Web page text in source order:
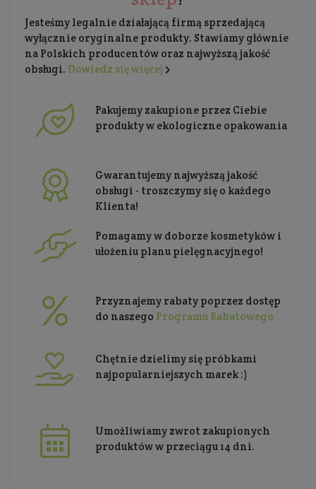
Jesteśmy legalnie działającą firmą sprzedającą
wyłącznie oryginalne produkty. Stawiamy głównie
na Polskich producentów oraz najwyższą jakość
obsługi. Dowiedz się więcej
Pakujemy zakupione przez Ciebie
produkty w ekologiczne opakowania
Gwarantujemy najwyższą jakość
obsługi - troszczymy się o każdego
Klienta!
Pomagamy w doborze kosmetyków i
ułożeniu planu pielęgnacyjnego!
Przyznajemy rabaty poprzez dostęp
do naszego Programu Rabatowego
Chętnie dzielimy się próbkami
najpopularniejszych marek :)
Umożliwiamy zwrot zakupionych
produktów w przeciągu 14 dni.